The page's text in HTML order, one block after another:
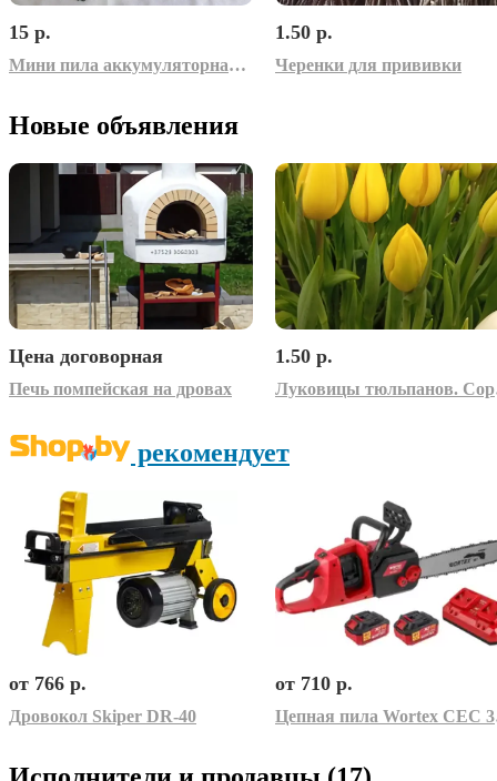
15 р.
Мини пила аккумуляторная – запчасти
1.50 р.
Черенки для прививки
Новые объявления
Цена договорная
Печь помпейская на дровах
1.50 р.
рекомендует
от 766 р.
Дровокол Skiper DR-40
от 710 р.